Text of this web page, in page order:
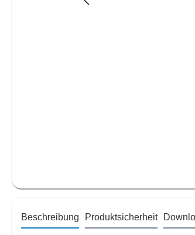
Beschreibung Produktsicherheit